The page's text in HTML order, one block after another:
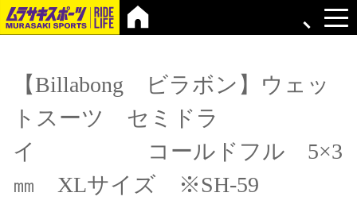
【Billabong ビラボン】ウェッ
トスーツ セミドラ
イ コールドフル 5×3
㎜ XLサイズ ※SH-59